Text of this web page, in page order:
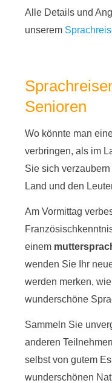
Alle Details und
unserem
Senioren
Wo könnte man
verbringen, als im
Sie sich
Land und den
Am Vormittag
einem
wenden Sie Ihr
werden merken,
wunderschöne
Sammeln Sie
anderen
selbst von gutem
wunderschönen